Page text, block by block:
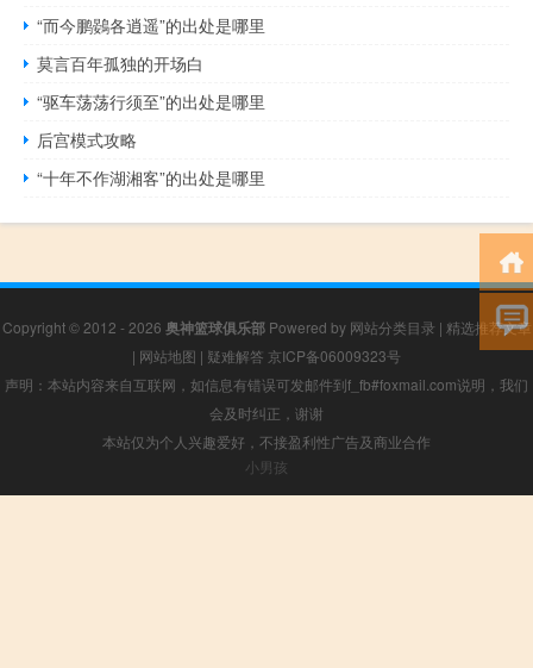
“而今鹏鷃各逍遥”的出处是哪里
莫言百年孤独的开场白
“驱车荡荡行须至”的出处是哪里
后宫模式攻略
“十年不作湖湘客”的出处是哪里
Copyright © 2012 - 2026 奥神篮球俱乐部Powered by 网站分类目录 | 精选推荐文章
| 网站地图 | 疑难解答 京ICP备06009323号
声明：本站内容来自互联网，如信息有错误可发邮件到f_fb#foxmail.com说明，我们
会及时纠正，谢谢
本站仅为个人兴趣爱好，不接盈利性广告及商业合作
小男孩